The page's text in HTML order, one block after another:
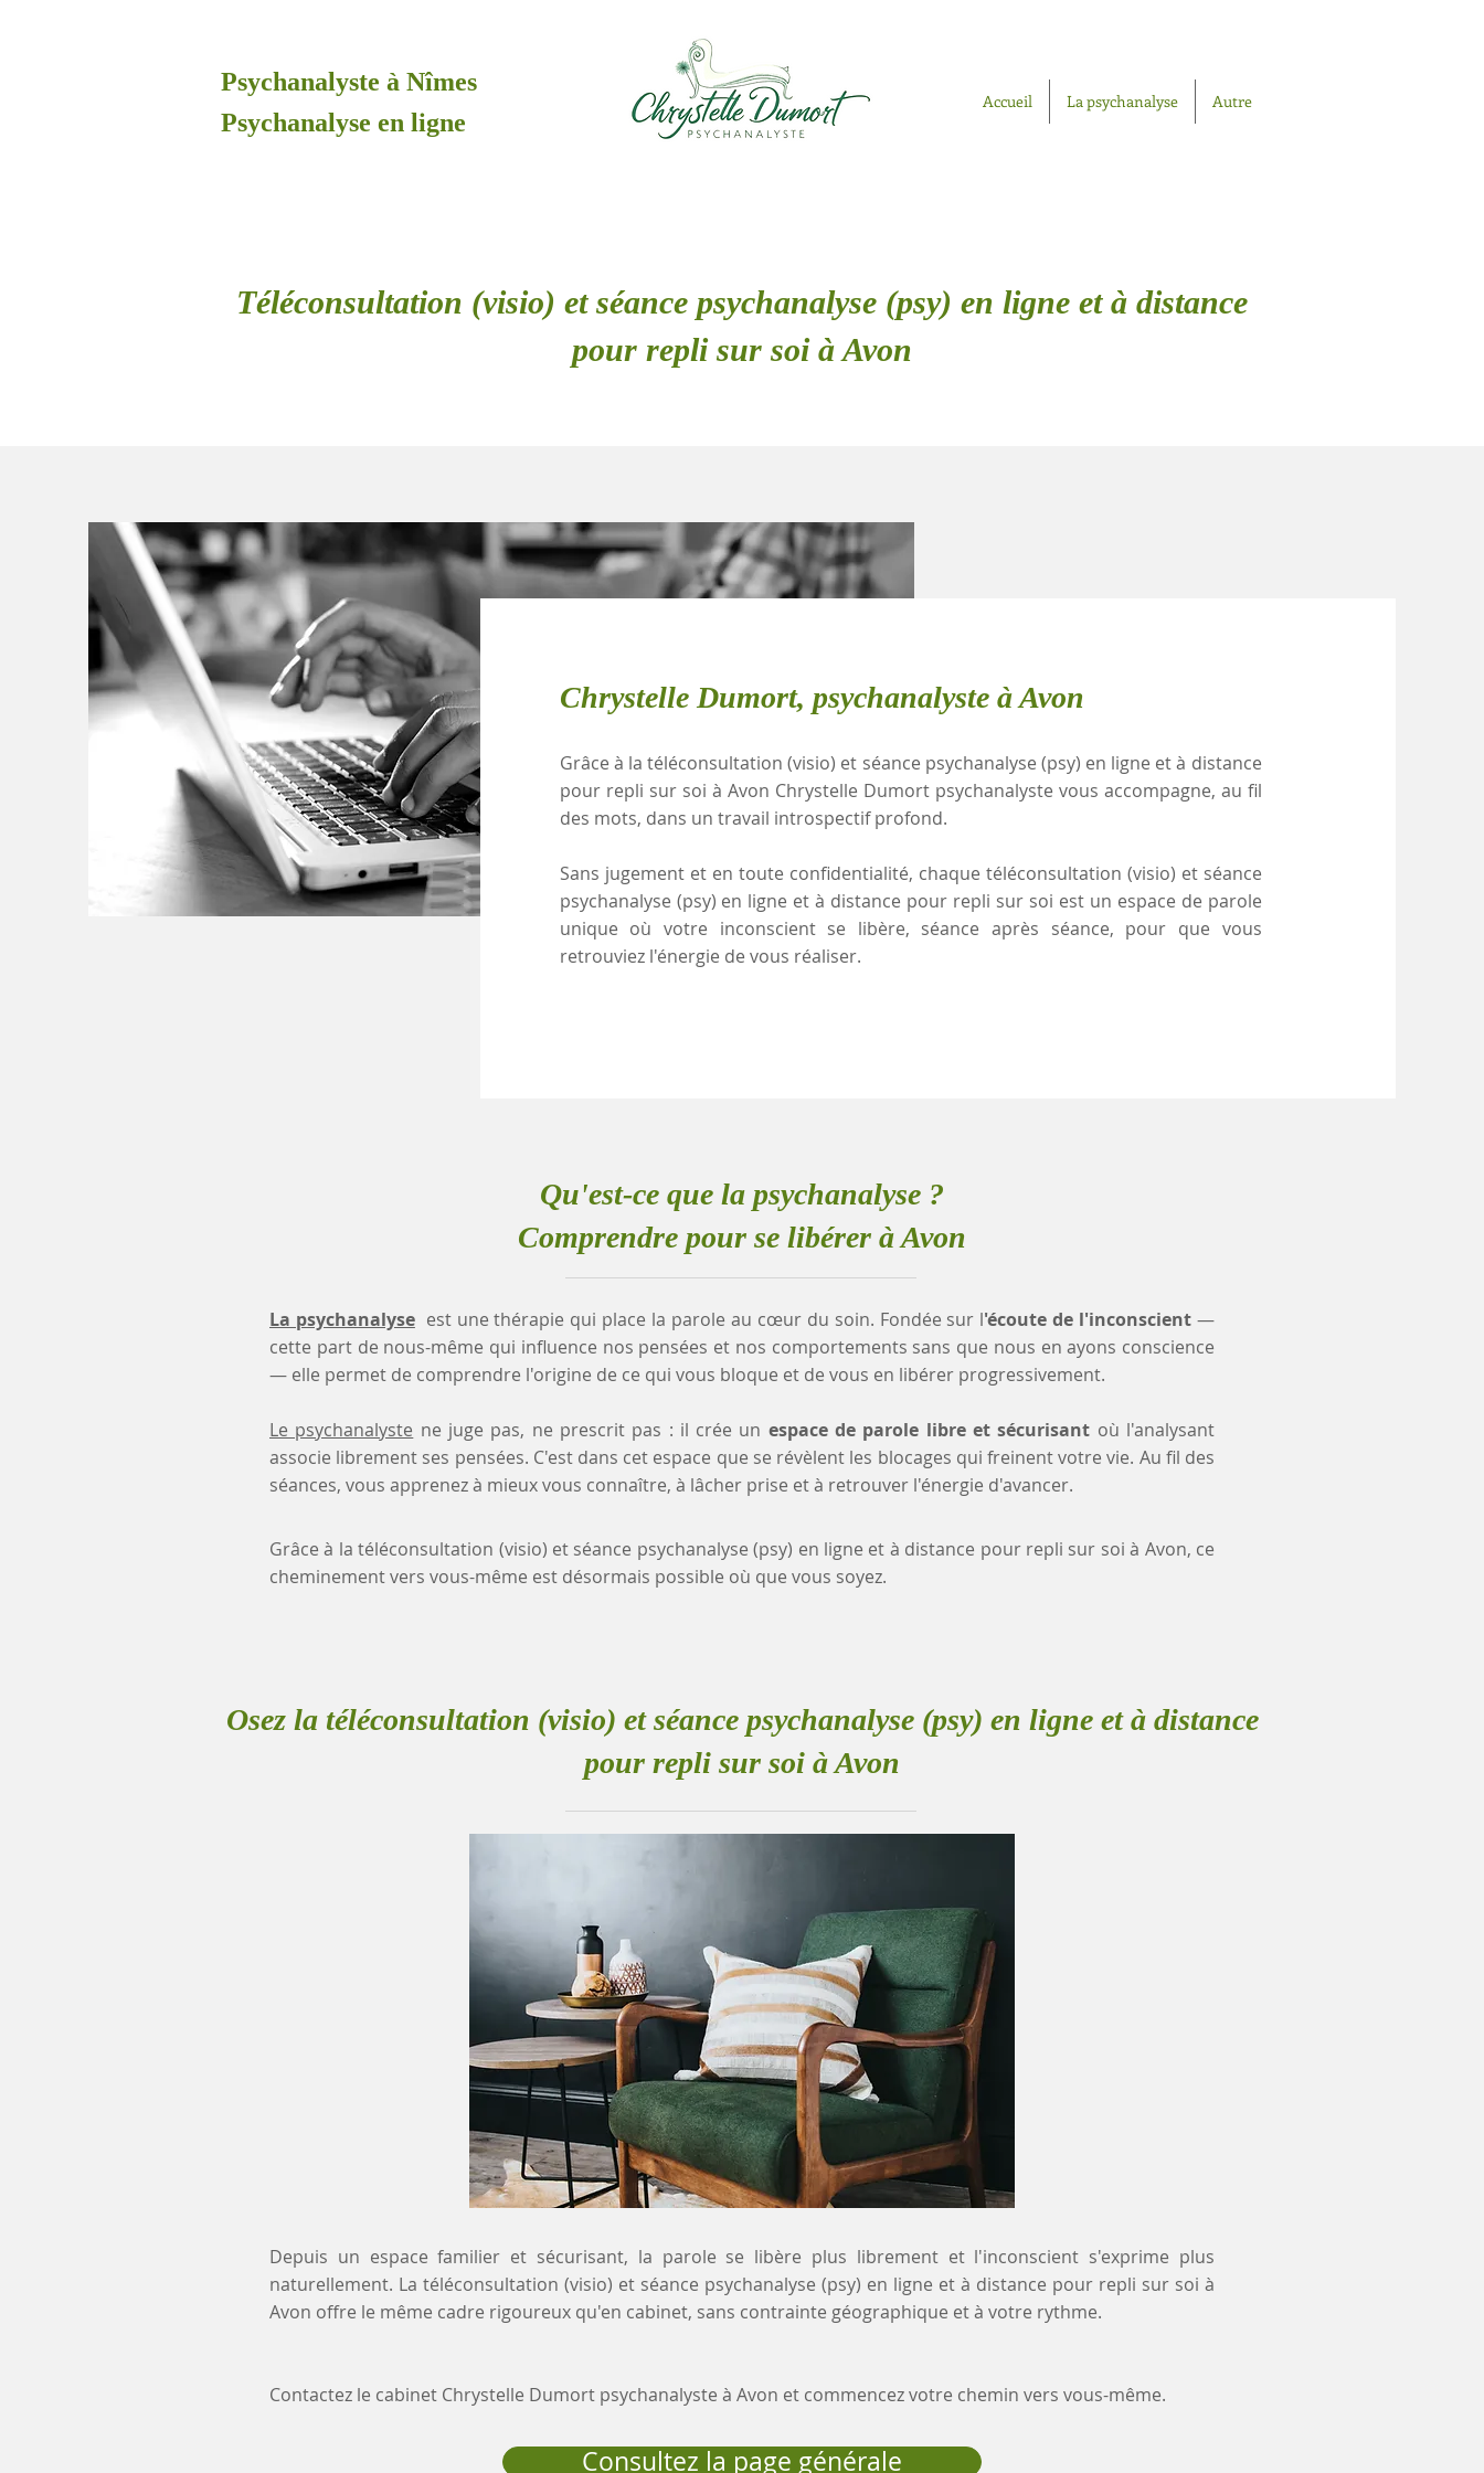
Psychanalyste à Nîmes
Psychanalyse en ligne
Accueil La psychanalyse Autre
Téléconsultation (visio) et séance psychanalyse (psy) en ligne et à distance
pour repli sur soi à Avon
Chrystelle Dumort, psychanalyste à Avon
Grâce à la téléconsultation (visio) et séance psychanalyse (psy) en ligne et à distance
pour repli sur soi à Avon Chrystelle Dumort psychanalyste vous accompagne, au fil
des mots, dans un travail introspectif profond.
Sans jugement et en toute confidentialité, chaque téléconsultation (visio) et séance
psychanalyse (psy) en ligne et à distance pour repli sur soi est un espace de parole
unique où votre inconscient se libère, séance après séance, pour que vous
retrouviez l'énergie de vous réaliser.
Qu'est-ce que la psychanalyse ?
Comprendre pour se libérer à Avon
La psychanalyse est une thérapie qui place la parole au cœur du soin. Fondée sur l'écoute de l'inconscient—
cette part de nous-même qui influence nos pensées et nos comportements sans que nous en ayons conscience
— elle permet de comprendre l'origine de ce qui vous bloque et de vous en libérer progressivement.
Le psychanalyste ne juge pas, ne prescrit pas : il crée un espace de parole libre et sécurisant où l'analysant
associe librement ses pensées. C'est dans cet espace que se révèlent les blocages qui freinent votre vie. Au fil des
séances, vous apprenez à mieux vous connaître, à lâcher prise et à retrouver l'énergie d'avancer.
Grâce à la téléconsultation (visio) et séance psychanalyse (psy) en ligne et à distance pour repli sur soi à Avon, ce
cheminement vers vous-même est désormais possible où que vous soyez.
Osez la téléconsultation (visio) et séance psychanalyse (psy) en ligne et à distance
pour repli sur soi à Avon
Depuis un espace familier et sécurisant, la parole se libère plus librement et l'inconscient s'exprime plus
naturellement. La téléconsultation (visio) et séance psychanalyse (psy) en ligne et à distance pour repli sur soi à
Avon offre le même cadre rigoureux qu'en cabinet, sans contrainte géographique et à votre rythme.
Contactez le cabinet Chrystelle Dumort psychanalyste à Avon et commencez votre chemin vers vous-même.
Consultez la page générale